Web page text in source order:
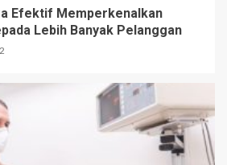
Efektif Memperkenalkan
Lebih Banyak Pelanggan